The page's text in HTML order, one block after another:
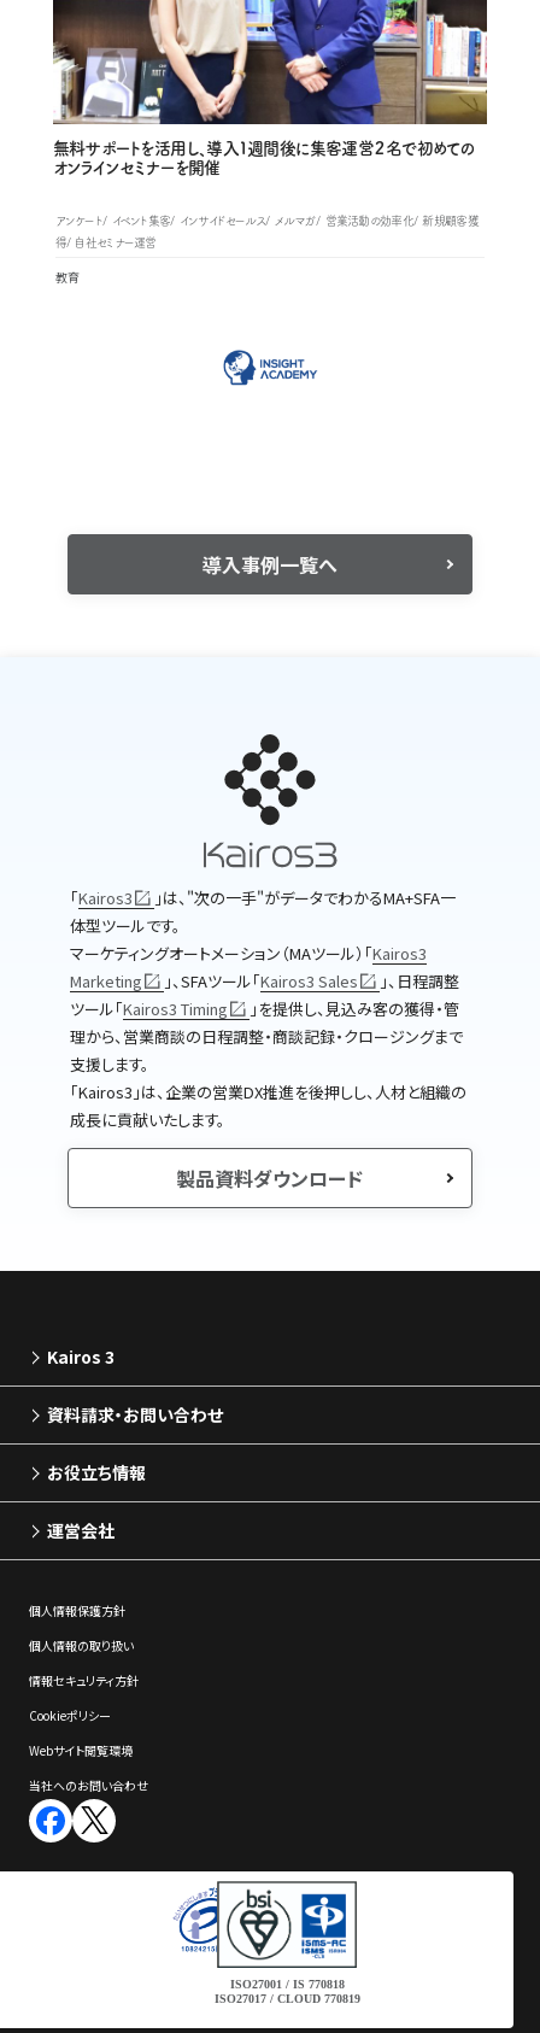
無料サポートを活用し、導入１週間後に集客運営２名で初めての
オンラインセミナーを開催
アンケート イベント集客 インサイドセールス メルマガ 営業活動の効率化
新規顧客獲
得
自社セミナー運営
教育
導入事例一覧へ
｢Kairos3
｣は、"次の一手"がデータでわかるMA+SFA一
体型ツールです。
マーケティングオートメーション（MAツール）｢Kairos3
Marketing
｣、SFAツール｢Kairos3 Sales
｣、日程調整
ツール｢Kairos3 Timing
｣を提供し、見込み客の獲得・管
理から、営業商談の日程調整・商談記録・クロージングまで
支援します。
｢Kairos3｣は、企業の営業DX推進を後押しし、人材と組織の
成長に貢献いたします。
製品資料ダウンロード
ISO27001 / IS 770818
ISO27017 / CLOUD 770819
Kairos 3
資料請求・お問い合わせ
お役立ち情報
運営会社
個⼈情報保護⽅針
個⼈情報の取り扱い
情報セキュリティ⽅針
Cookieポリシー
Webサイト閲覧環境
当社へのお問い合わせ